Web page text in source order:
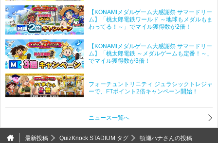
【KONAMIメダルゲーム大感謝祭 サマードリー
ム】「桃太郎電鉄ワールド ～地球もメダルもま
わってる！～」でマイル獲得数が2倍！
【KONAMIメダルゲーム大感謝祭 サマードリー
ム】「桃太郎電鉄 ～メダルゲームも定番！～」
でマイル獲得数が3倍！
フォーチュントリニティ ジュラシックトレジャ
ーで、FTポイント2倍キャンペーン開始！
ニュース一覧へ
最新投稿 QuizKnock STADIUM タグ 頓瀬ハナさんの投稿